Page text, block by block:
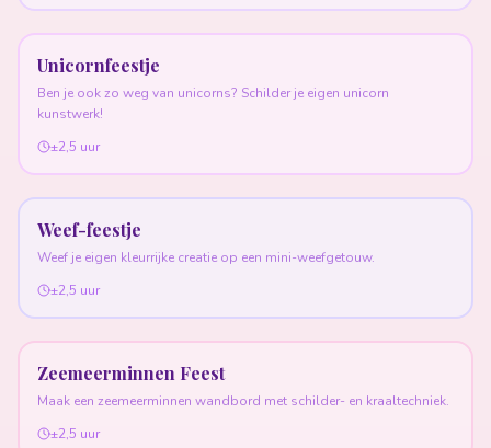
Unicornfeestje
Ben je ook zo weg van unicorns? Schilder je eigen unicorn
kunstwerk!
±2,5 uur
Weef-feestje
Weef je eigen kleurrijke creatie op een mini-weefgetouw.
±2,5 uur
Zeemeerminnen Feest
Maak een zeemeerminnen wandbord met schilder- en kraaltechniek.
±2,5 uur